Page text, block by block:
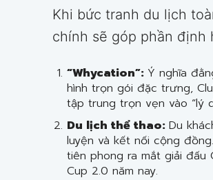
Khi bức tranh du lịch
chính sẽ góp phần định
“Whycation”: Ý nghĩa
hình trọn gói đặc trưng,
tập trung trọn vẹn vào “lý
Du lịch thể thao: Du
luyện và kết nối cộng
tiên phong ra mắt giải đấu
Cup 2.0 năm nay.